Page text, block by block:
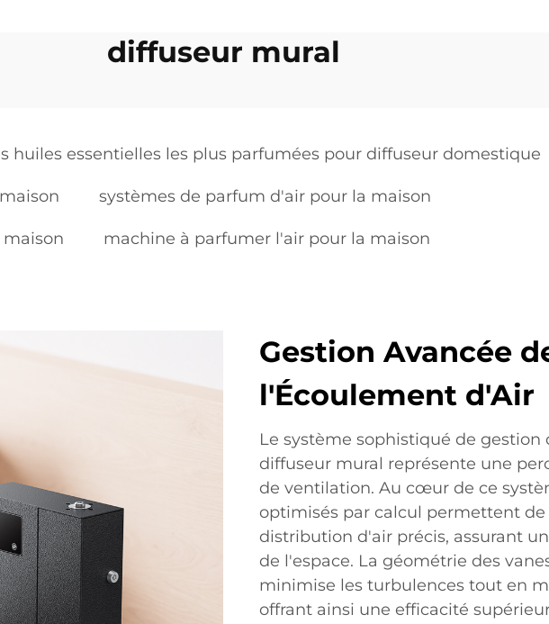
diffuseur mural
huiles essentielles les plus parfumées pour diffuseur domestique
systèmes de parfum d'air pour la maison
machine à parfumer l'air pour la maison
Gestion Avancée
l'Écoulement d'Air
Le système sophistiqué de
diffuseur mural représente une
de ventilation. Au cœur de ce
optimisés par calcul permettent de
distribution d'air précis, assurant
de l'espace. La géométrie des
minimise les turbulences tout en
offrant ainsi une efficacité